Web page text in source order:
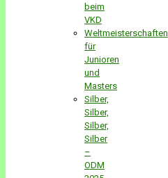
beim
VKD
Weltmeisterschaften
für
Junioren
und
Masters
Silber,
Silber,
Silber,
Silber
–
ODM